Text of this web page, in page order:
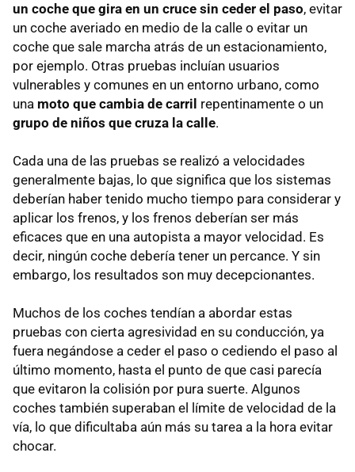
un coche que gira en un cruce sin ceder el paso, evitar
un coche averiado en medio de la calle o evitar un
coche que sale marcha atrás de un estacionamiento,
por ejemplo. Otras pruebas incluían usuarios
vulnerables y comunes en un entorno urbano, como
una moto que cambia de carril repentinamente o un
grupo de niños que cruza la calle.
Cada una de las pruebas se realizó a velocidades
generalmente bajas, lo que significa que los sistemas
deberían haber tenido mucho tiempo para considerar y
aplicar los frenos, y los frenos deberían ser más
eficaces que en una autopista a mayor velocidad. Es
decir, ningún coche debería tener un percance. Y sin
embargo, los resultados son muy decepcionantes.
Muchos de los coches tendían a abordar estas
pruebas con cierta agresividad en su conducción, ya
fuera negándose a ceder el paso o cediendo el paso al
último momento, hasta el punto de que casi parecía
que evitaron la colisión por pura suerte. Algunos
coches también superaban el límite de velocidad de la
vía, lo que dificultaba aún más su tarea a la hora evitar
chocar.